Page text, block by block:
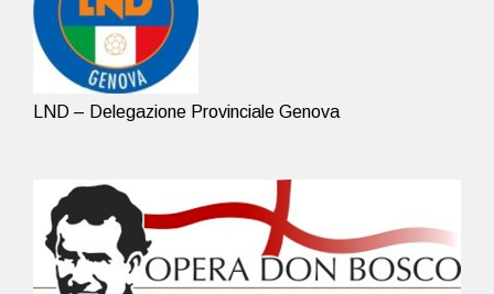
LND – Delegazione Provinciale Genova